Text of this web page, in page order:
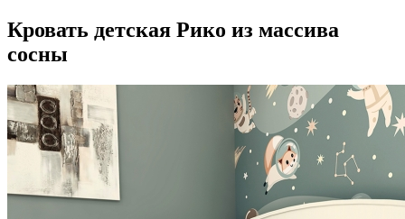
Кровать детская Рико из массива
сосны